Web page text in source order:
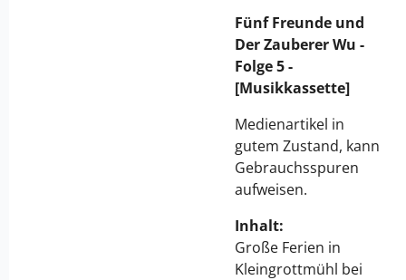
Fünf Freunde und
Der Zauberer Wu -
Folge 5 -
[Musikkassette]
Medienartikel in
gutem Zustand, kann
Gebrauchsspuren
aufweisen.
Inhalt:
Große Ferien in
Kleingrottmühl bei